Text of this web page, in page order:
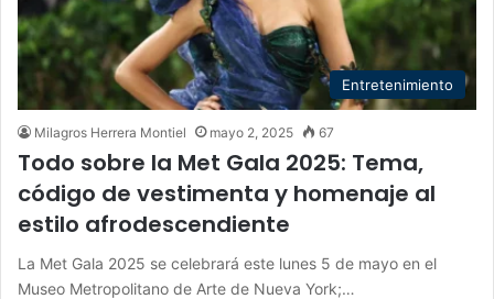
Entretenimiento
Milagros Herrera Montiel mayo 2, 2025 67
Todo sobre la Met Gala 2025: Tema,
código de vestimenta y homenaje al
estilo afrodescendiente
La Met Gala 2025 se celebrará este lunes 5 de mayo en el
Museo Metropolitano de Arte de Nueva York;…